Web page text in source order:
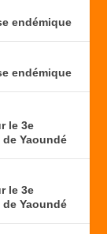
endémique
endémique
le 3e
Yaoundé
le 3e
Yaoundé